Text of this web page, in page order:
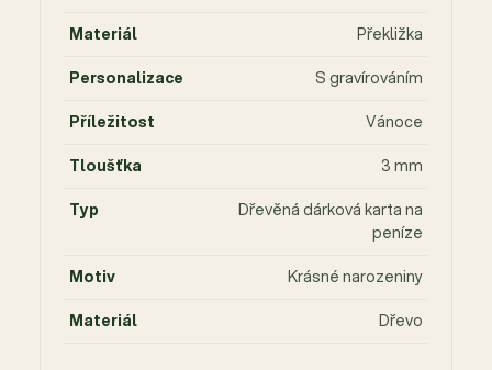
Materiál
Překližka
Personalizace
S gravírováním
Příležitost
Vánoce
Tloušťka
3 mm
Typ
Dřevěná dárková karta na
peníze
Motiv
Krásné narozeniny
Materiál
Dřevo